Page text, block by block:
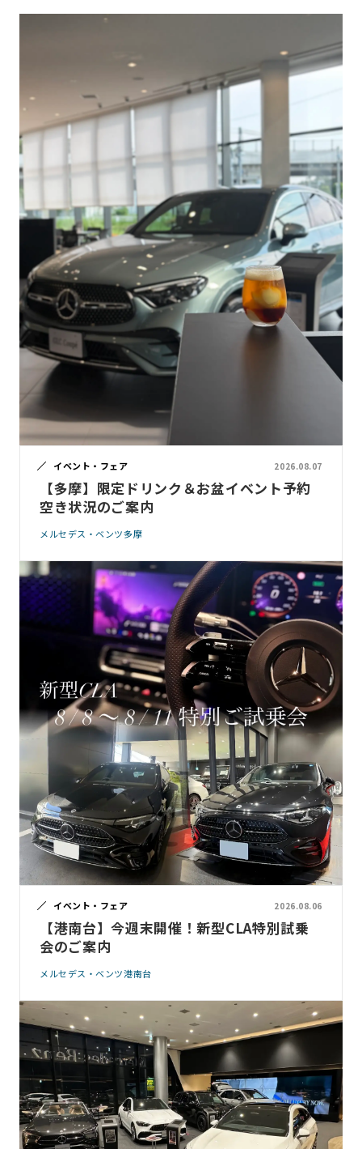
イベント・フェア 2026.08.07
【多摩】限定ドリンク＆お盆イベント予約
空き状況のご案内
メルセデス・ベンツ多摩
イベント・フェア 2026.08.06
【港南台】今週末開催！新型CLA特別試乗
会のご案内
メルセデス・ベンツ港南台